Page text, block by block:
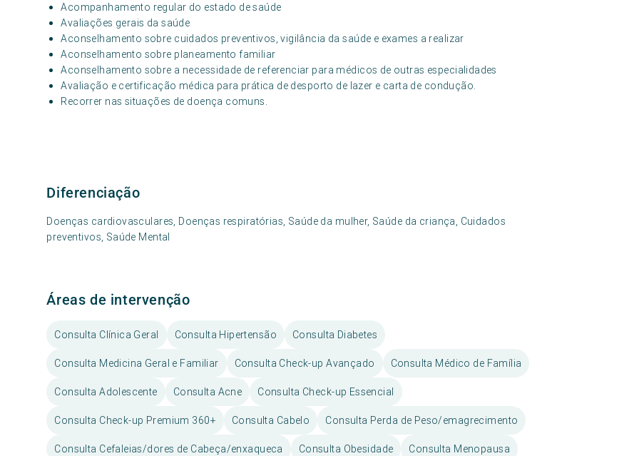
Acompanhamento regular do estado de saúde
Avaliações gerais da saúde
Aconselhamento sobre cuidados preventivos, vigilância da saúde e exames a realizar
Aconselhamento sobre planeamento familiar
Aconselhamento sobre a necessidade de referenciar para médicos de outras especialidades
Avaliação e certificação médica para prática de desporto de lazer e carta de condução.
Recorrer nas situações de doença comuns.
Diferenciação
Doenças cardiovasculares, Doenças respiratórias, Saúde da mulher, Saúde da criança, Cuidados
preventivos, Saúde Mental
Áreas de intervenção
Consulta Clínica Geral Consulta Hipertensão Consulta Diabetes
Consulta Medicina Geral e Familiar Consulta Check-up Avançado Consulta Médico de Família
Consulta Adolescente Consulta Acne Consulta Check-up Essencial
Consulta Check-up Premium 360+ Consulta Cabelo Consulta Perda de Peso/emagrecimento
Consulta Cefaleias/dores de Cabeça/enxaqueca Consulta Obesidade Consulta Menopausa